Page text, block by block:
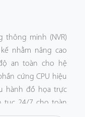
thông minh (NVR)
nhằm nâng cao
an toàn cho hệ
cứng CPU hiệu
hành đồ họa trực
tục 24/7 cho toàn